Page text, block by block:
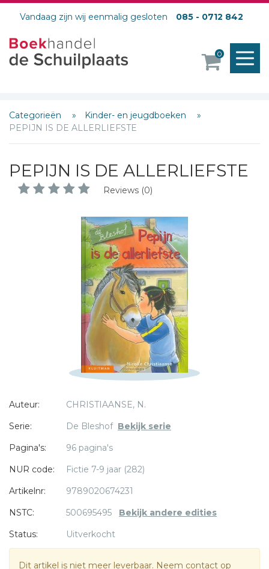
Vandaag zijn wij eenmalig gesloten 085 - 0712 842
0
Categorieën
Kinder- en jeugdboeken
PEPIJN IS DE ALLERLIEFSTE
PEPIJN IS DE ALLERLIEFSTE
Reviews (0)
Auteur:
CHRISTIAANSE, N.
Serie:
De Bleshof Bekijk serie
Pagina's:
96 pagina's
NUR code:
Fictie 7-9 jaar (282)
Artikelnr:
9789020674231
NSTC:
500695495 Bekijk andere edities
Status:
Uitverkocht
Dit artikel is niet meer leverbaar. Neem contact op